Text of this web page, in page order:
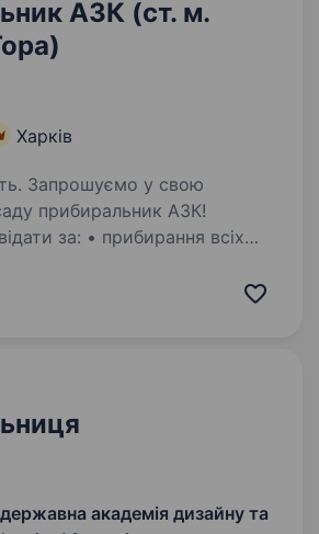
АЗК (ст. м.
Харків
прибиральник АЗК!
всіх
зал, санвузол, касова
академія дизайну та